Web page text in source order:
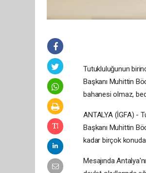
Tutukluluğunun
Başkanı Muhittin
bahanesi olmaz,
ANTALYA (İGFA) -
Başkanı Muhittin
kadar birçok
Mesajında